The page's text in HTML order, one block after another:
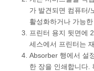
가 발견되면 컴퓨터/
활성화하거나 가능
프린터 용지 뒷면에
세스에서 프린터는
Absorber 행에서 설
한 장을 인쇄합니다.